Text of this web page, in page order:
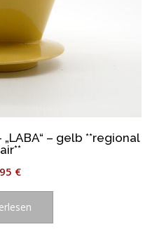
– gelb **regional
€